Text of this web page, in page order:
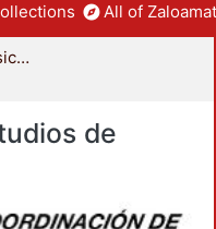
All of
División de Ciencias Básicas e Ingeniería
de